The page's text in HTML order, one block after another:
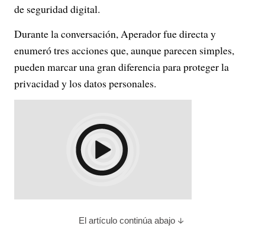
de seguridad digital.
Durante la conversación, Aperador fue directa y
enumeró tres acciones que, aunque parecen simples,
pueden marcar una gran diferencia para proteger la
privacidad y los datos personales.
El artículo continúa abajo